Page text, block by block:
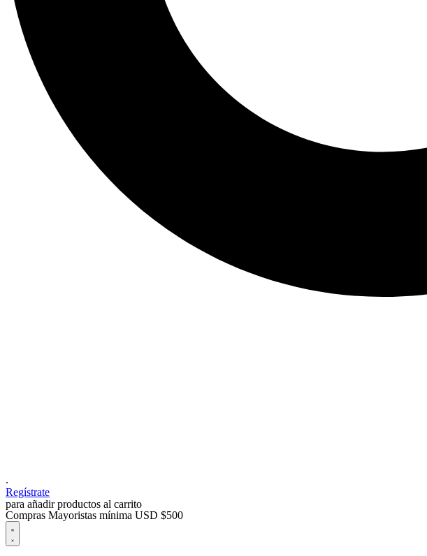
.
Regístrate
para añadir productos al carrito
Compras Mayoristas mínima USD $500